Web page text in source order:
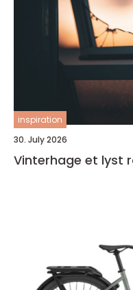
inspiration
30. July 2026